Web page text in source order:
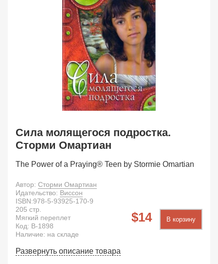
Сила молящегося подростка.
Сторми Омартиан
The Power of a Praying® Teen by Stormie Omartian
Автор: Сторми Омартиан
Идательство: Виссон
14 В корзину
ISBN:978-5-93925-170-9
205 стр.
Мягкий переплет
Код: B-1898
Наличие: на складе
Развернуть описание товара